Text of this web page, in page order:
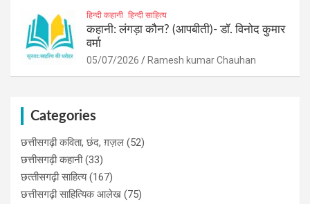
हिन्दी कहानी हिन्दी साहित्य
कहानी: लंगड़ा कौन? (आपबीती)​- डॉ. विनोद कुमार
वर्मा
05/07/2026 Ramesh kumar Chauhan
Categories
छत्तीसगढ़ी कविता, छंद, ग़ज़ल (52)
छत्तीसगढ़ी कहानी(33)
छत्‍तीसगढ़ी साहित्‍य(167)
छत्तीसगढ़ी साहित्यिक आलेख (75)